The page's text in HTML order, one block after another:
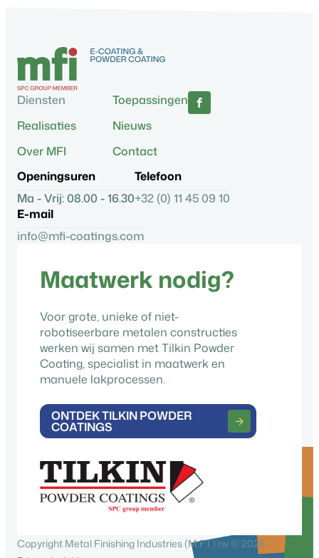
Diensten
Toepassingen
Realisaties
Nieuws
Over MFI
Contact
Openingsuren
Ma - Vrij: 08.00 - 16.30
Telefoon
+32 (0) 11 45 09 10
E-mail
info@mfi-coatings.com
Maatwerk nodig?
Voor grote, unieke of niet-
robotiseerbare metalen constructies
werken wij samen met Tilkin Powder
Coating, specialist in maatwerk en
manuele lakprocessen.
ONTDEK TILKIN POWDER
COATINGS
Copyright Metal Finishing Industries (M.F.I.) nv © 2026